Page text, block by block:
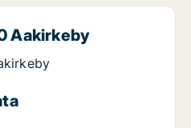
Aakirkeby